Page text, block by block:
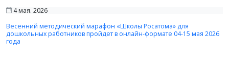
4 мая. 2026
Весенний методический марафон «Школы Росатома» для
дошкольных работников пройдет в онлайн-формате 04-15 мая 2026
года